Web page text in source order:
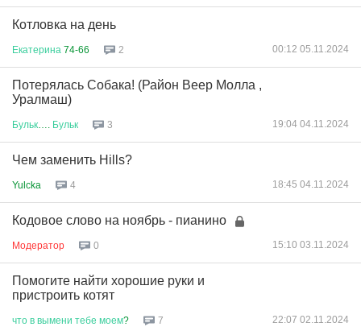
Котловка на день
Екатерина 74-66 2 00:12 05.11.2024
Потерялась Собака! (Район Веер Молла ,
Уралмаш)
Бульк Бульк 3 19:04 04.11.2024
Чем заменить Hills?
Yulcka 4 18:45 04.11.2024
Кодовое слово на ноябрь - пианино
Модератор 0 15:10 03.11.2024
Помогите найти хорошие руки и
пристроить котят
что в вымени тебе моем? 7 22:07 02.11.2024